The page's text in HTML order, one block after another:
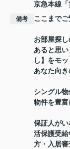
京急本線 「
備考 ここまでご
お部屋探
あると思
し】をモ
あなた向き
シングル
物件を豊富
保証人が
活保護受
方・入居